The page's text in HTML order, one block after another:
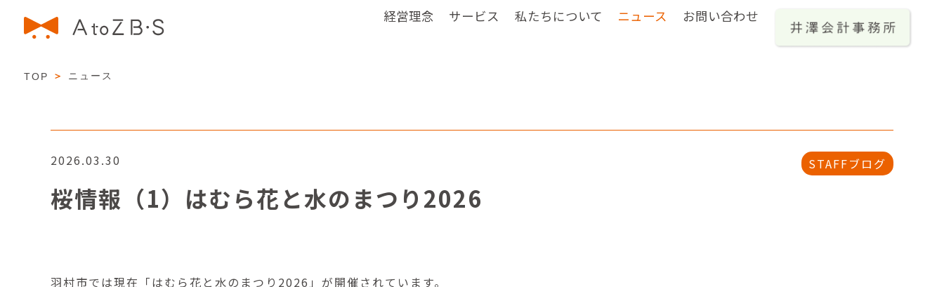
経営理念 サービス 私たちについて ニュース お問い合わせ
TOP ＞ ニュース
2026.03.30 STAFFブログ
桜情報（1）はむら花と水のまつり2026
羽村市では現在「はむら花と水のまつり2026」が開催されています。